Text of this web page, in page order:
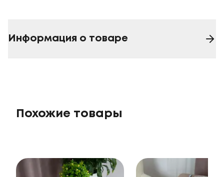
Информация о товаре
Похожие товары